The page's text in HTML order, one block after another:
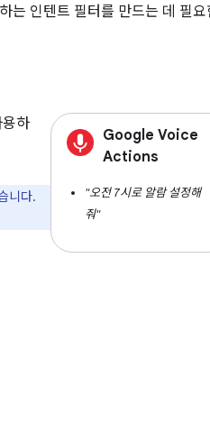
는 인텐트 필터를 만드는 데 필요
Google Voice
Actions
"오전 7시로 알람 설정해
줘"
하
니다.